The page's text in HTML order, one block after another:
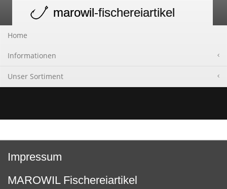
navigation
marowil-fischereiartikel
Home
Informationen
Unser Sortiment
Impressum
MAROWIL Fischereiartikel